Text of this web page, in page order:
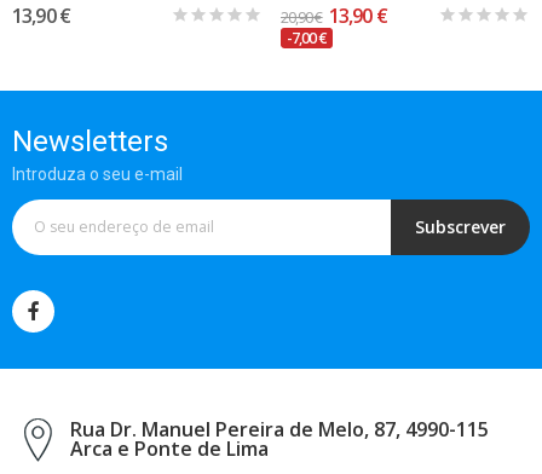
13,90 € 20,90 € 13,90 €
-7,00 €
Newsletters
Introduza o seu e-mail
Subscrever
Rua Dr. Manuel Pereira de Melo, 87, 4990-115
Arca e Ponte de Lima